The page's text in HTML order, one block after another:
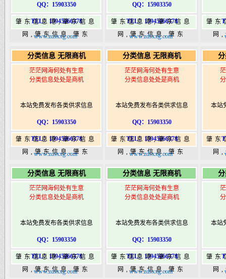
QQ：15903350
TEL：15945066378
肇东信息港,肇东信息
网,肇东信息,肇东
港|www.zhaodongshi.com
www.zdsxxg.com
QQ：15903350
TEL：15945066378
肇东信息港,肇东信息
网,肇东信息,肇东
港|www.zhaodongshi.com
www.zdsxxg.com
肇东
网
港
分类信息 无限商机
茫茫网海何处有生意
分类信息处处是商机
本站免费发布各类供求信息
QQ：15903350
TEL：15945066378
肇东信息港,肇东信息
网,肇东信息,肇东
港|www.zhaodongshi.com
www.zdsxxg.com
分类信息 无限商机
茫茫网海何处有生意
分类信息处处是商机
本站免费发布各类供求信息
QQ：15903350
TEL：15945066378
肇东信息港,肇东信息
网,肇东信息,肇东
港|www.zhaodongshi.com
www.zdsxxg.com
本站
肇东
网
港
分类信息 无限商机
茫茫网海何处有生意
分类信息处处是商机
本站免费发布各类供求信息
QQ：15903350
TEL：15945066378
肇东信息港,肇东信息
网,肇东信息,肇东
www.zdsxxg.com
分类信息 无限商机
茫茫网海何处有生意
分类信息处处是商机
本站免费发布各类供求信息
QQ：15903350
TEL：15945066378
肇东信息港,肇东信息
网,肇东信息,肇东
www.zdsxxg.com
本站
肇东
网